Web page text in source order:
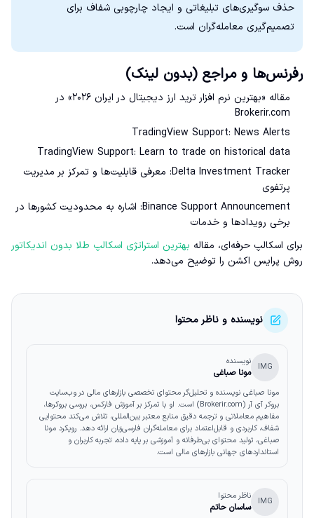
حذف سوگیری‌های تبلیغاتی و ایجاد چارچوبی شفاف برای
تصمیم‌گیری معامله‌گران است.
رفرنس‌ها و مراجع (بدون لینک)
مقاله «بهترین نرم افزار ترید ارز دیجیتال در ایران ۲۰۲۶» در
Brokerir.com
TradingView Support: News Alerts
TradingView Support: Learn to trade on historical data
Delta Investment Tracker: معرفی قابلیت‌ها و تمرکز بر مدیریت
پرتفوی
Binance Support Announcement: اشاره به محدودیت کشورها در
برخی رویدادها و خدمات
برای اسکالپ حرفه‌ای، مقاله بهترین استراتژی اسکالپ طلا بدون اندیکاتور
روش پرایس اکشن را توضیح می‌دهد.
نویسنده و ناظر محتوا
IMG نویسنده
مونا صباغی
مونا صباغی نویسنده و تحلیل‌گر محتوای تخصصی بازارهای مالی در وب‌سایت
بروکر آی آر (Brokerir.com) است. او با تمرکز بر آموزش فارکس، بررسی بروکرها،
مفاهیم معاملاتی و ترجمه دقیق منابع معتبر بین‌المللی، تلاش می‌کند محتوایی
شفاف، کاربردی و قابل‌اعتماد برای معامله‌گران فارسی‌زبان ارائه دهد. رویکرد مونا
صباغی، تولید محتوای بی‌طرفانه و آموزشی بر پایه داده، تجربه کاربران و
استانداردهای جهانی بازارهای مالی است.
IMG ناظر محتوا
ساسان حاتم